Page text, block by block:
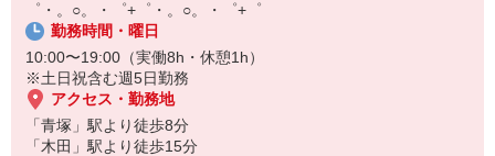
気になった方はお気軽にご相談ください！
゜・。○。・゜+゜・。○。・゜+゜
勤務時間・曜日
10:00〜19:00（実働8h・休憩1h）
※土日祝含む週5日勤務
アクセス・勤務地
「青塚」駅より徒歩8分
「木田」駅より徒歩15分